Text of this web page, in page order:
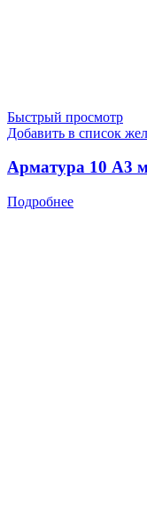
Быстрый просмотр
Добавить в список
Арматура 10 А3
Подробнее